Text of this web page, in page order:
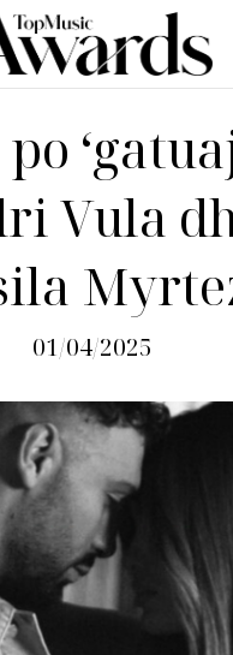
Vula
01/04/2025